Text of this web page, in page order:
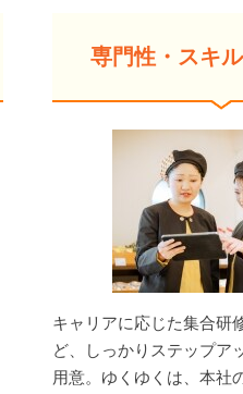
専門性・スキ
キャリアに応じた集合研
ど、しっかりステップア
用意。ゆくゆくは、本社